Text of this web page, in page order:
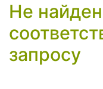
Не
запросу